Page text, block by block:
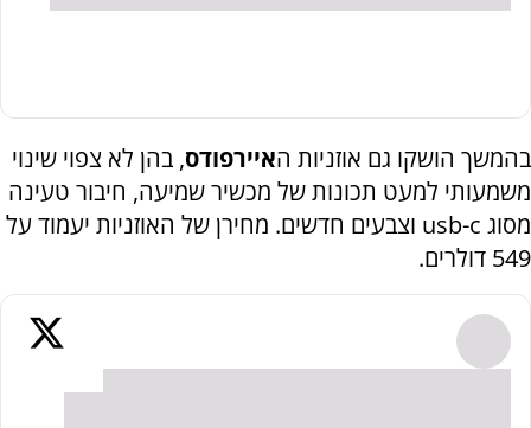
בהמשך הושקו גם אוזניות האיירפודס, בהן לא צפוי שינוי
משמעותי למעט תכונות של מכשיר שמיעה, חיבור טעינה
מסוג usb-c וצבעים חדשים. מחירן של האוזניות יעמוד על
549 דולרים.